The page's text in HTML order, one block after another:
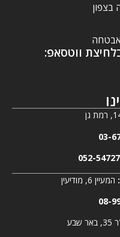
אבטחה
ווטסאפ:
03-
052-
: המעיין 6, מודיעין
08-